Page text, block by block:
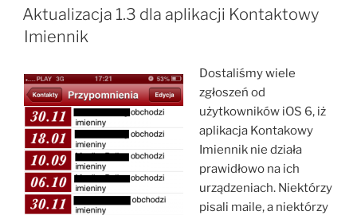
W
Aktualizacja 1.3 dla aplikacji Kontaktowy
Imiennik
Dostaliśmy wiele
zgłoszeń od
użytkowników iOS 6, iż
aplikacja Kontakowy
Imiennik nie działa
prawidłowo na ich
urządzeniach. Niektórzy
pisali maile, a niektórzy